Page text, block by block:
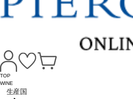
TOP
WINE
生産国